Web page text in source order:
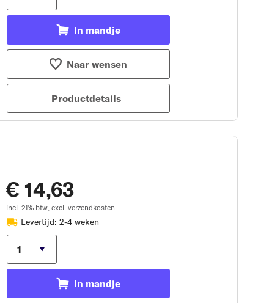
In mandje
Naar wensen
Productdetails
€ 14,63
incl. 21% btw, excl. verzendkosten
Levertijd: 2-4 weken
In mandje